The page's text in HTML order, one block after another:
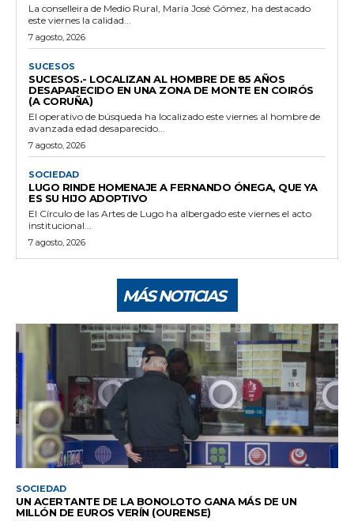
La conselleira de Medio Rural, María José Gómez, ha destacado
este viernes la calidad...
7 agosto, 2026
SUCESOS
SUCESOS.- LOCALIZAN AL HOMBRE DE 85 AÑOS
DESAPARECIDO EN UNA ZONA DE MONTE EN COIRÓS
(A CORUÑA)
El operativo de búsqueda ha localizado este viernes al hombre de
avanzada edad desaparecido...
7 agosto, 2026
SOCIEDAD
LUGO RINDE HOMENAJE A FERNANDO ÓNEGA, QUE YA
ES SU HIJO ADOPTIVO
El Círculo de las Artes de Lugo ha albergado este viernes el acto
institucional...
7 agosto, 2026
MÁS NOTICIAS
SOCIEDAD
UN ACERTANTE DE LA BONOLOTO GANA MÁS DE UN
MILLÓN DE EUROS VERÍN (OURENSE)